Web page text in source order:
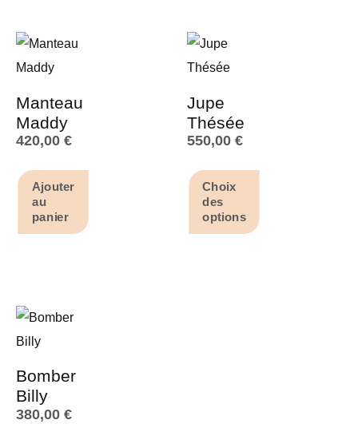
Manteau
Maddy
420,00 €
Ajouter
au
panier
Jupe
Thésée
550,00 €
Choix
des
options
Bomber
Billy
380,00 €